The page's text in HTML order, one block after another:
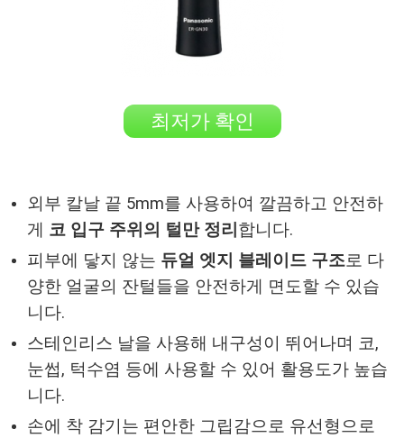
최저가 확인
외부 칼날 끝 5mm를 사용하여 깔끔하고 안전하
게 코 입구 주위의 털만 정리 합니다.
피부에 닿지 않는 듀얼 엣지 블레이드 구조로 다
양한 얼굴의 잔털들을 안전하게 면도할 수 있습
니다.
스테인리스 날을 사용해 내구성이 뛰어나며 코,
눈썹, 턱수염 등에 사용할 수 있어 활용도가 높습
니다.
손에 착 감기는 편안한 그립감으로 유선형으로